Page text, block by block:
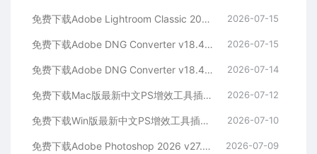
免费下载Adobe Lightroom Classic 2026 v15.4.1 for win多国语言版中文LrC软件激活安装包摄影后期照片图片编辑工具 2026-07-15
免费下载Adobe DNG Converter v18.4.1 for Mac多国语言中文版安装包图片RAW相机照片格式转换器Lrc数字负片PS插件软件工具 2026-07-15
免费下载Adobe DNG Converter v18.4.1 for Win多国语言中文版安装包图片RAW相机照片格式转换器Lrc数字负片PS插件软件工具 2026-07-14
免费下载Mac版最新中文PS增效工具插件Adobe Camera Raw 2026 ACR v18.4.1 摄影后期一键安装包预设Lrc照片文件文档格式打开处理编辑 2026-07-12
免费下载Win版最新中文PS增效工具插件Adobe Camera Raw 2026 ACR v18.4.1 摄影后期一键安装包预设Lrc照片文件文档格式打开处理编辑 2026-07-10
免费下载Adobe Photoshop 2026 v27.8.0.13 for MAC多国语言版正式中文最新PS软件激活一键安装包Ai智能修图设计师平面设计工具 2026-07-09